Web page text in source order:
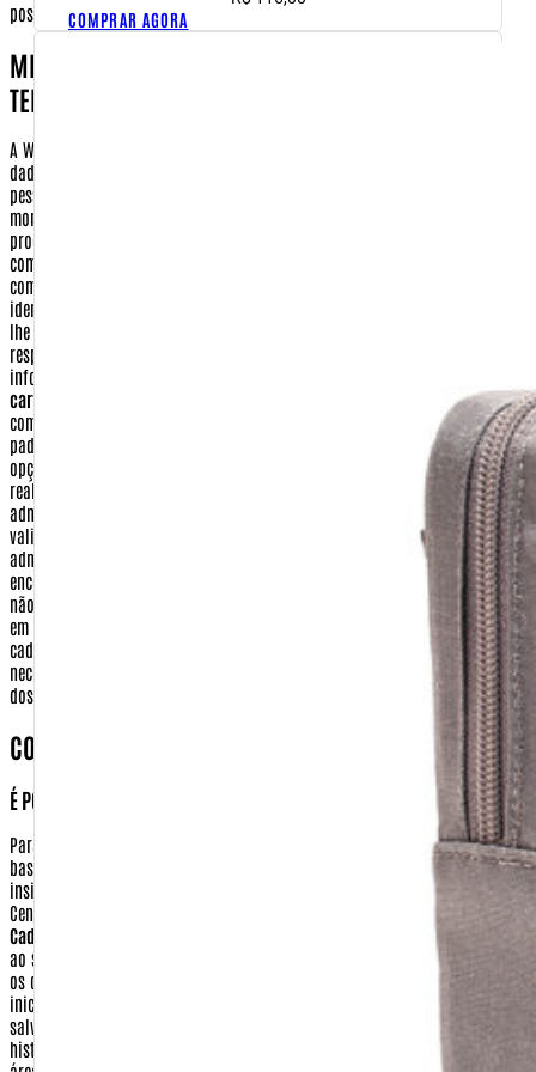
COMPRAR AGORA
MINHAS INFORMAÇÕES SERÃO COMPARTILHADAS COM
TERCEIROS?
dados para nenhuma outra empresa, instituição ou associação. As únicas
pessoas que terão acesso aos seus dados, mesmo que por poucos
momentos, serão aquelas envolvidas no processo de preparação e envio dos
produtos requisitados. Confira abaixo quais dados seus deverão ser
compartilhados com terceiros, em que momento e por qual razão, assim
como os dados que não são compartilhados.
identificação e localização deverão constar no pacote com os produtos que
lhe serão enviados quando realizar uma compra. Assim sendo, a empresa
responsável pela entrega de seu pedido, poderá ter acesso a esta
informação como forma, apenas, de cumprir o seu serviço.
cartão de crédito, data de validade e código de segurança
como esta, de tamanha importância, são tratadas sob os mais rigorosos
padrões de segurança. Os seus dados de cartão de crédito, quando feita a
opção por este tipo de pagamento, serão utilizados apenas para a
realização de transação eletrônica, entre a Warfare.com.br e a sua
administradora de cartão de crédito. As informações digitadas (número,
validade e código de segurança) são criptografadas e enviadas para a
administradora do cartão. Após confirmado o pagamento e o envio da
encomenda, esses dados são apagados de nosso sistema. A warfare.com.br
não tem em momento algum acesso a essas informações que são digitadas
em ambiente seguro do meio de pagamento.
- No seu
cadastro de compra realizado no site http://www.Warfare.com.br não será
necessário fornecer nenhuma de suas informações bancárias, com exceção
dos casos necessários para realização de devolução
COMO POSSO TER ACESSO AS MINHAS INFORMAÇÕES?
Para ter acesso aos seus dados ou realizar a alteração em seu cadastro,
basta clicar no ícone 'Meu Cadastro', localizado no topo da tela. Depois
insira sua identificação e sua senha. Você será remetido para o menu da
Central de Cliente. Nesta tela você terá as seguintes opções:
Dados
Cadastrais:
Nesta opção você pode alterar todas as informações referentes
ao seu cadastro pessoal (identificação, senha, e-mail e preferências). Altere
os que julgar necessário e clique em 'Continuar'. Você voltará para a tela
inicial da área 'Meu Cadastro'. Suas alterações estarão automaticamente
salvas.
você poderá saber sobre o andamento e o
histórico de seus pedidos.
você poderá selecionar as
áreas de seu interesse para receber, semanalmente, um E-mail com todas as